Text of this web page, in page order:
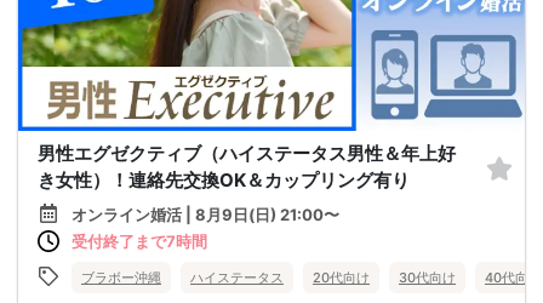
男性エグゼクティブ（ハイステータス男性＆年上好
き女性）！連絡先交換OK＆カップリング有り
オンライン婚活 | 8月9日(日) 21:00〜
受付終了まで7時間
ブラボー沖縄 ハイステータス 20代向け 30代向け 40代向け